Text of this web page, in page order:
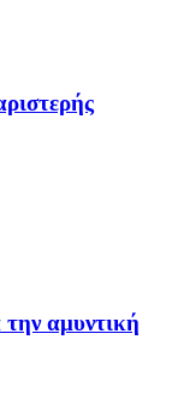
αμυντική